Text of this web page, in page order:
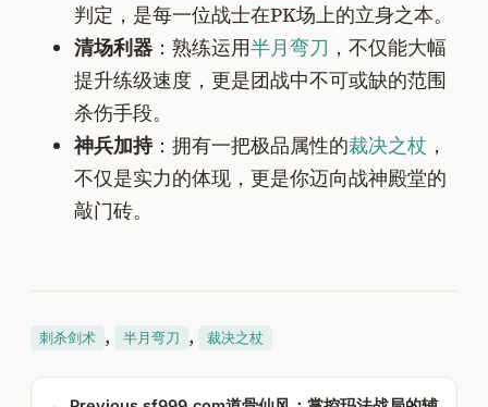
判定，是每一位战士在PK场上的立身之本。
清场利器 ：熟练运用半月弯刀 ，不仅能大幅
提升练级速度，更是团战中不可或缺的范围
杀伤手段。
神兵加持：拥有一把极品属性的裁决之杖 ，
不仅是实力的体现，更是你迈向战神殿堂的
敲门砖。
刺杀剑术 , 半月弯刀 , 裁决之杖